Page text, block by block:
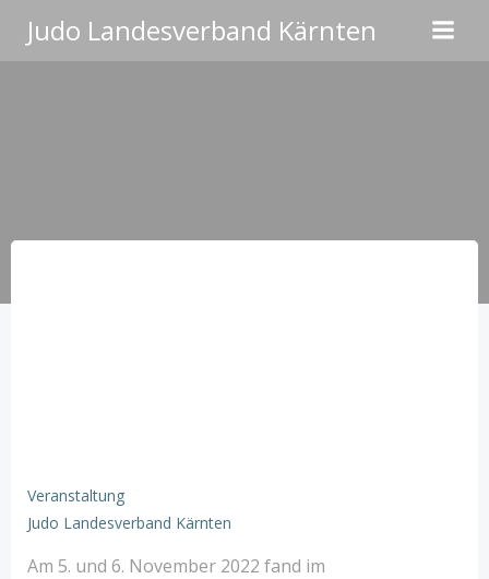
Inhalt
Judo Landesverband Kärnten
Veranstaltung
Judo Landesverband Kärnten
Am 5. und 6. November 2022 fand im